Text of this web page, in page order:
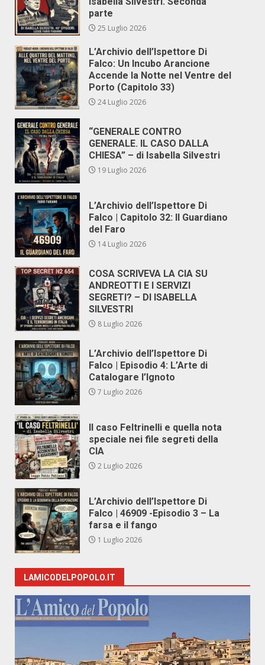
parte
25 Luglio 2026
L’Archivio dell’Ispettore Di
Falco: Un Incubo Arancione
Accende la Notte nel Ventre del
Porto (Capitolo 33)
24 Luglio 2026
“GENERALE CONTRO
GENERALE. IL CASO DALLA
CHIESA” – di Isabella Silvestri
19 Luglio 2026
L’Archivio dell’Ispettore Di
Falco | Capitolo 32: Il Guardiano
del Faro
14 Luglio 2026
COSA SCRIVEVA LA CIA SU
ANDREOTTI E I SERVIZI
SEGRETI? – DI ISABELLA
SILVESTRI
8 Luglio 2026
L’Archivio dell’Ispettore Di
Falco | Episodio 4: L’Arte di
Catalogare l’Ignoto
7 Luglio 2026
Il caso Feltrinelli e quella nota
speciale nei file segreti della
CIA
2 Luglio 2026
L’Archivio dell’Ispettore Di
Falco | 46909 -Episodio 3 – La
farsa e il fango
1 Luglio 2026
LAMICODELPOPOLO.IT